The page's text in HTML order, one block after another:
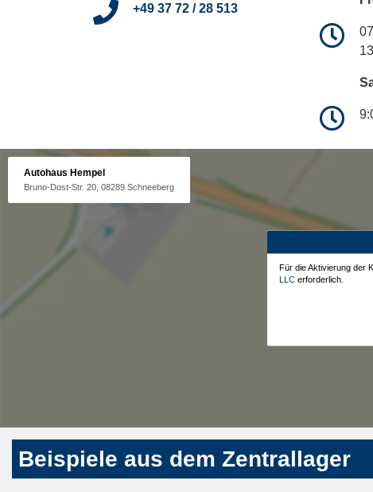
+49 37 72 / 28 513
Autohaus Hempel
Bruno-Dost-Str. 20, 08289 Schneeberg
Für die Aktivierung der
LLC erforderlich.
Beispiele aus dem Zentrallager